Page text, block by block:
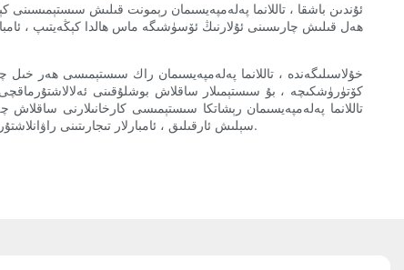
ئۇندىن باشقا ، تاللانما پەلەمپەيسىمان رېمونت قىلىش
ھەل قىلىش چارىسىنى ئۇلارنىڭ ئۆسۈشىگە ماس ھالدا كېڭەيتىپ ،
خۇلاسىلىگەندە ، تاللانما پەلەمپەيسىمان راك سىستېمىسى ھەر خىل
كۆتۈرۈشكىچە ، بۇ سىستېمىلار ساقلاش بوشلۇقىنى
تاللانما پەلەمپەيسىمان رېشاتكا سىستېمىسى كارخانىلارنى ساقلاش
سېلىش ئارقىلىق ، ئامبارلار تىجارىتىنى راۋانلاشتۇرۇپ ، بىخەتەرلىكنى يۇقىرى كۆتۈرەلەيدۇ ۋە ئىشلەپچىقىرىش ئۈنۈمىنى ئۆستۈرەلەيدۇ ، ئاخىرىدا ئومۇمىي ئىقتىدار ۋە مۇۋەپپەقىيەتنى قولغا كەلتۈرەلەيدۇ.